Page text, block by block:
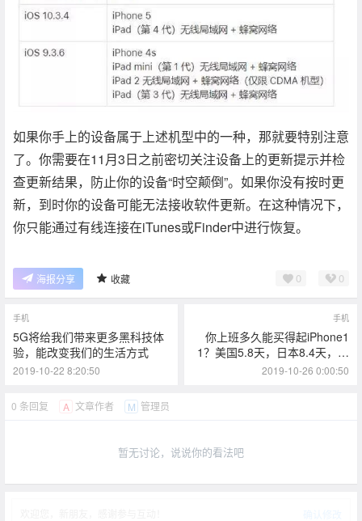
如果你手上的设备属于上述机型中的一种，那就要特别注意
了。你需要在11月3日之前密切关注设备上的更新提示并检
查更新结果，防止你的设备“时空颠倒”。如果你没有按时更
新，到时你的设备可能无法接收软件更新。在这种情况下，
你只能通过有线连接在iTunes或Finder中进行恢复。
海报分享 收藏 0 0
手机
5G将给我们带来更多黑科技体
验，能改变我们的生活方式
2019-10-22 8:20:50
手机
你上班多久能买得起iPhone1
1？美国5.8天，日本8.4天，国
内呢？
2019-10-26 0:00:50
0 条回复 A 文章作者 M 管理员
暂无讨论，说说你的看法吧